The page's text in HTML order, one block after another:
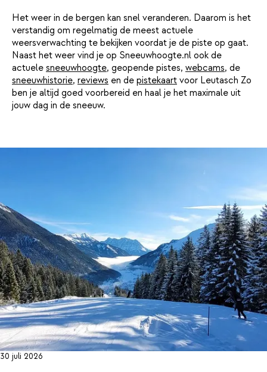
Het weer in de bergen kan snel veranderen. Daarom is het
verstandig om regelmatig de meest actuele
weersverwachting te bekijken voordat je de piste op gaat.
Naast het weer vind je op Sneeuwhoogte.nl ook de
actuele sneeuwhoogte, geopende pistes, webcams, de
sneeuwhistorie, reviews en de pistekaart voor Leutasch Zo
ben je altijd goed voorbereid en haal je het maximale uit
jouw dag in de sneeuw.
30 juli 2026